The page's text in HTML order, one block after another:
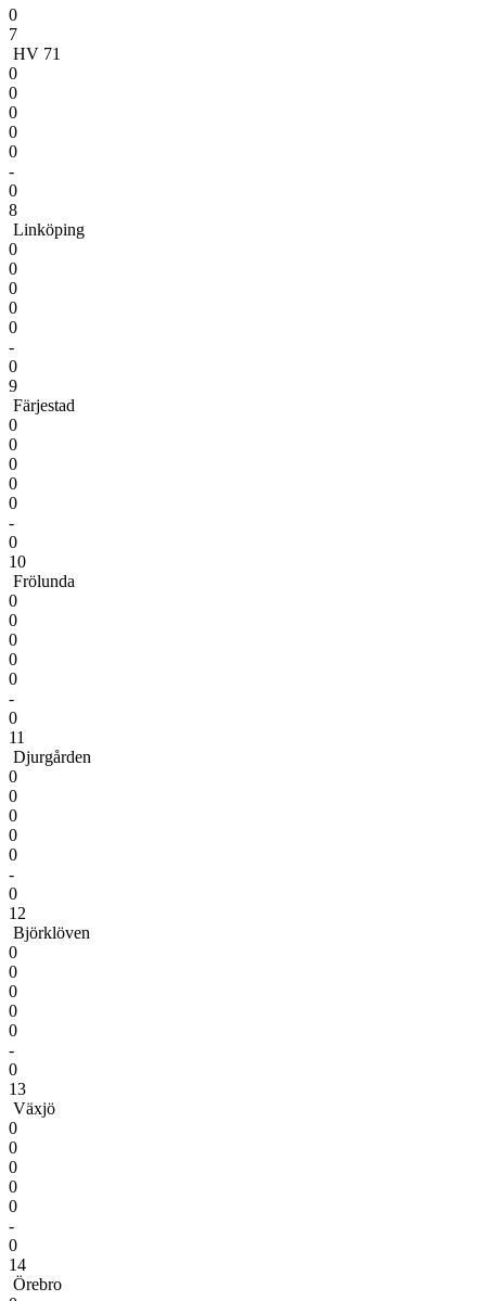
0
7
HV 71
0
0
0
0
0
-
0
8
Linköping
0
0
0
0
0
-
0
9
Färjestad
0
0
0
0
0
-
0
10
Frölunda
0
0
0
0
0
-
0
11
Djurgården
0
0
0
0
0
-
0
12
Björklöven
0
0
0
0
0
-
0
13
Växjö
0
0
0
0
0
-
0
14
Örebro